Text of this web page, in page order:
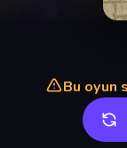
Bu oyun